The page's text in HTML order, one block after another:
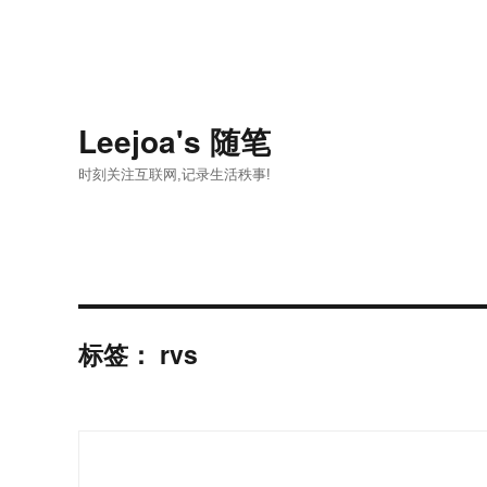
Leejoa's 随笔
时刻关注互联网,记录生活秩事!
标签： rvs